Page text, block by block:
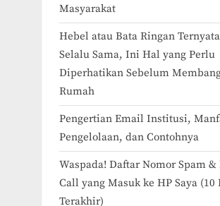
Masyarakat
Hebel atau Bata Ringan
Selalu Sama, Ini Hal yang Perlu
Diperhatikan Sebelum
Rumah
Pengertian Email Institusi,
Pengelolaan, dan Contohnya
Waspada! Daftar Nomor Spam
Call yang Masuk ke HP Saya (10
Terakhir)